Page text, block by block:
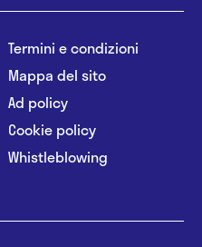
Termini e condizioni
Mappa del sito
Ad policy
Cookie policy
Whistleblowing